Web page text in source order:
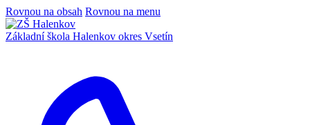
Rovnou na obsah Rovnou na menu
Základní škola Halenkov okres Vsetín